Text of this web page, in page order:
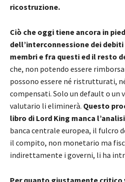
ricostruzione.
Ciò che oggi tiene ancora in
dell’interconnessione dei
membri e fra questi ed il resto
che, non potendo essere
possono essere né ristrutturati,
compensati. Solo un default o
valutario li eliminerà. Questo
libro di Lord King manca
banca centrale europea, il fulcro
il compito, non monetario ma
indirettamente i governi, li ha
Per quanto giustamente